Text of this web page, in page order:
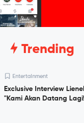
Trending
Entertainment
Exclusive Interview
"Kami Akan Datang